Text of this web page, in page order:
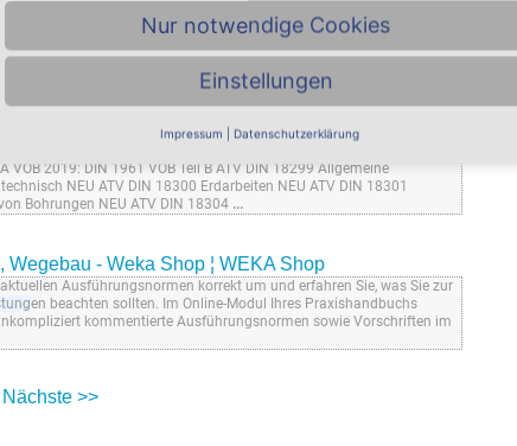
¦ WEKA Shop
Kosten- und Terminkontrolle Bautagebuch/
Sicherheit auf Baustellen Ausführung Abnahme Aufmaß
rechtliche Bauabnahme Voraus-, Abschlags- und
Überwachung der bei der Abnahme...
- Weka Shop ¦ WEKA Shop
2019: DIN 1961 VOB Teil B ATV DIN 18299 Allgemeine
NEU ATV DIN 18300 Erdarbeiten NEU ATV DIN 18301
Bohrungen NEU ATV DIN 18304 ...
- Weka Shop ¦ WEKA Shop
Ausführungsnormen korrekt um und erfahren Sie, was Sie zur
en beachten sollten. Im Online-Modul Ihres Praxishandbuchs
kommentierte Ausführungsnormen sowie Vorschriften im
Nächste >>
Nur notwendige Cookies
Einstellungen
Impressum | Datenschutzerklärung